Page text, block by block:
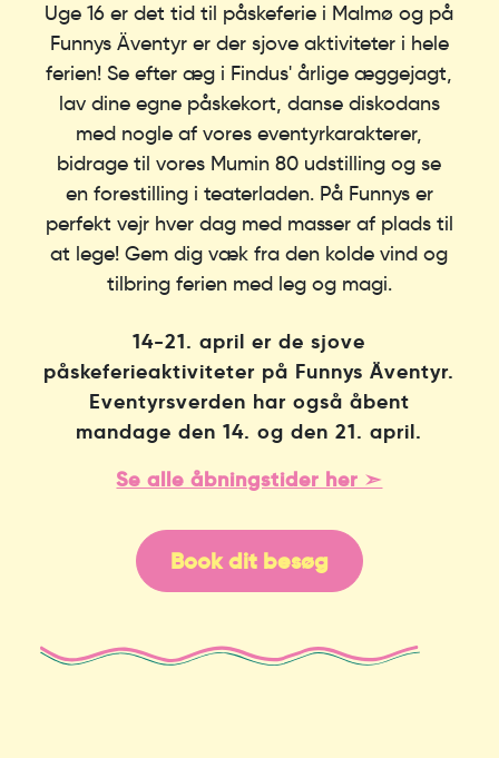
Uge 16 er det tid til påskeferie i Malmø og på
Funnys Äventyr er der sjove aktiviteter i hele
ferien! Se efter æg i Findus' årlige æggejagt,
lav dine egne påskekort, danse diskodans
med nogle af vores eventyrkarakterer,
bidrage til vores Mumin 80 udstilling og se
en forestilling i teaterladen. På Funnys er
perfekt vejr hver dag med masser af plads til
at lege! Gem dig væk fra den kolde vind og
tilbring ferien med leg og magi.
14-21. april er de sjove
påskeferieaktiviteter på Funnys Äventyr.
Eventyrsverden har også åbent
mandage den 14. og den 21. april.
Se alle åbningstider her ➣
Book dit besøg